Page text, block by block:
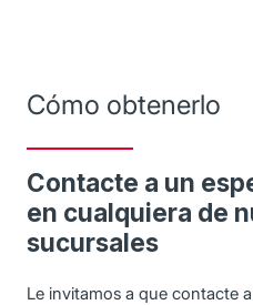
Cómo obtenerlo
Contacte a un
en cualquiera de
sucursales
Le invitamos a que contacte